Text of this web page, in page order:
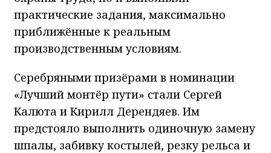
практические задания, максимально
приближённые к реальным
производственным условиям.
Серебряными призёрами в номинации
«Лучший монтёр пути» стали Сергей
Калюта и Кирилл Дерендяев. Им
предстояло выполнить одиночную замену
шпалы, забивку костылей, резку рельса и